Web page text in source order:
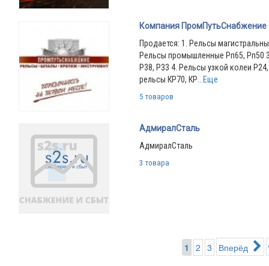
Компания ПромПутьСнабжение
Продается: 1. Рельсы
Рельсы промышленные Рп65, Рп50
Р38, Р33 4. Рельсы узкой колеи
рельсы КР70, КР ...Еще
5 товаров
АдмиралСталь
АдмиралСталь
3 товара
1 2 3 Вперёд